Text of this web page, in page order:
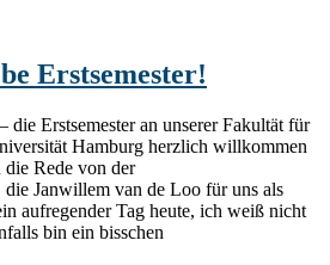
Erstsemester!
Erstsemester an unserer Fakultät für
Hamburg herzlich willkommen
Rede von der
die Janwillem van de Loo für uns als
aufregender Tag heute, ich weiß nicht
bin ein bisschen